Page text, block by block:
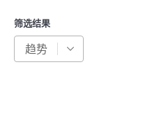
筛选结果
趋势